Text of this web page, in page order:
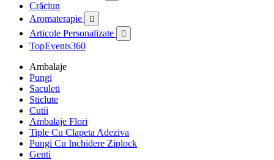
Crăciun
Aromaterapie

Articole Personalizate 
TopEvents360
Ambalaje
Pungi
Saculeti
Sticlute
Cutii
Ambalaje Flori
Tiple Cu Clapeta Adeziva
Pungi Cu Inchidere Ziplock
Genti